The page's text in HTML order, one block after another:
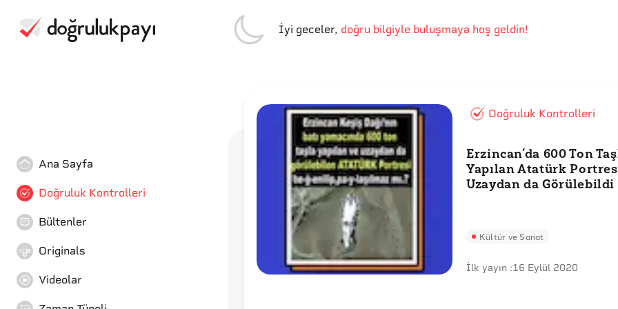
İyi geceler, doğru bilgiyle buluşmaya hoş geldin!
Ana Sayfa
Doğruluk Kontrolleri
Bültenler
Originals
Videolar
Doğruluk Kontrolleri
Erzincan’da 600 Ton
Yapılan Atatürk
Uzaydan da
Kültür ve Sanat
İlk yayın :16 Eylül 2020